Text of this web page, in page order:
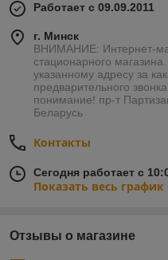
Работает с 09.09.2011
г. Минск
ВНИМАНИЕ: Интернет-
стационарного
указанному адресу за
предварительного
понимание! пр-т
Беларусь
Контакты
Сегодня работает с
Показать весь
Отзывы о магазине